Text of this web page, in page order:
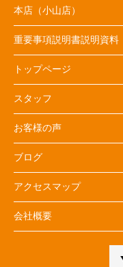
本店（小山店）
重要事項説明書説明資料
トップページ
スタッフ
お客様の声
ブログ
アクセスマップ
会社概要